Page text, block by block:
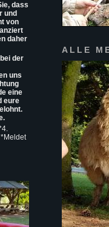
dass
und
von
daher
der
uns
eine
eure
ALLE